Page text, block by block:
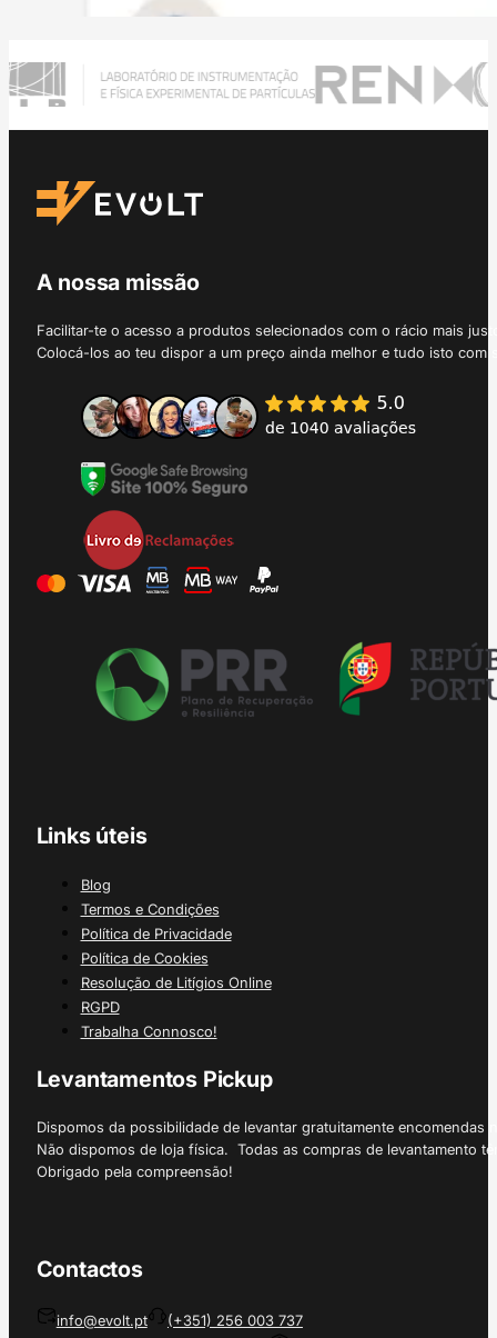
A nossa missão
Facilitar-te o acesso a produtos selecionados com o rácio mais
Colocá-los ao teu dispor a um preço ainda melhor e tudo isto
Links úteis
Blog
Termos e Condições
Política de Privacidade
Política de Cookies
Resolução de Litígios Online
RGPD
Trabalha Connosco!
Levantamentos Pickup
Dispomos da possibilidade de levantar gratuitamente
Não dispomos de loja física. Todas as compras de levantamento
Obrigado pela compreensão!
Contactos
info@evolt.pt
(+351) 256 003 737